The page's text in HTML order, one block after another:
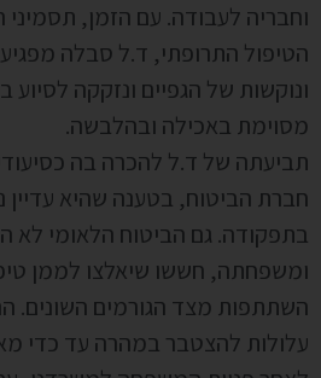
וחבריה לעבודה. עם הזמן,
הטיפול התרופתי, ד.ל סבלה
ונוקשות של הגפיים ונזקקה לסיוע
מסוימת באכילה ובהלבשה.
תביעתה של ד.ל להכרה בה
חברת הביטוח, בטענה שהיא
בתפקודה. גם הביטוח הלאומי לא
ומשפחתה, חששו שיאלצו לממן
השתתפות מצד הגורמים השונים.
עלולות להצטבר במהרה עד כדי